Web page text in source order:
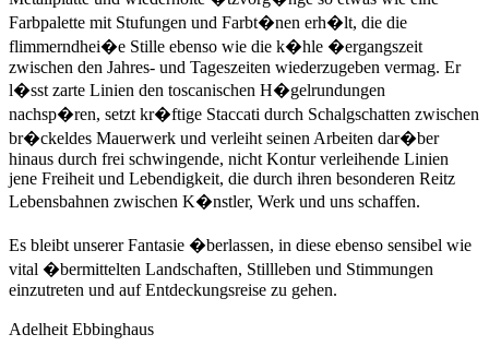
Farbpalette mit Stufungen und Farbt�nen erh�lt, die die
flimmerndhei�e Stille ebenso wie die k�hle �ergangszeit
zwischen den Jahres- und Tageszeiten wiederzugeben vermag. Er
l�sst zarte Linien den toscanischen H�gelrundungen
nachsp�ren, setzt kr�ftige Staccati durch Schalgschatten zwischen
br�ckeldes Mauerwerk und verleiht seinen Arbeiten dar�ber
hinaus durch frei schwingende, nicht Kontur verleihende Linien
jene Freiheit und Lebendigkeit, die durch ihren besonderen Reitz
Lebensbahnen zwischen K�nstler, Werk und uns schaffen.
Es bleibt unserer Fantasie �berlassen, in diese ebenso sensibel wie
vital �bermittelten Landschaften, Stillleben und Stimmungen
einzutreten und auf Entdeckungsreise zu gehen.
Adelheit Ebbinghaus